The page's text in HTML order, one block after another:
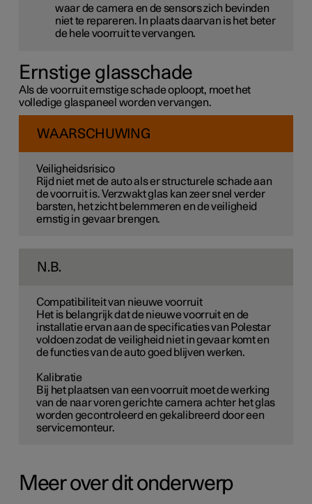
waar de camera en de sensors zich bevinden
niet te repareren. In plaats daarvan is het beter
de hele voorruit te vervangen.
Ernstige glasschade
Als de voorruit ernstige schade oploopt, moet het
volledige glaspaneel worden vervangen.
WAARSCHUWING
Veiligheidsrisico
Rijd niet met de auto als er structurele schade aan
de voorruit is. Verzwakt glas kan zeer snel verder
barsten, het zicht belemmeren en de veiligheid
ernstig in gevaar brengen.
N.B.
Compatibiliteit van nieuwe voorruit
Het is belangrijk dat de nieuwe voorruit en de
installatie ervan aan de specificaties van Polestar
voldoen zodat de veiligheid niet in gevaar komt en
de functies van de auto goed blijven werken.
Kalibratie
Bij het plaatsen van een voorruit moet de werking
van de naar voren gerichte camera achter het glas
worden gecontroleerd en gekalibreerd door een
servicemonteur.
Meer over dit onderwerp